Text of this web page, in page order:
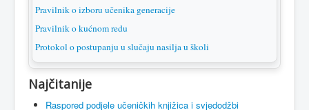
Pravilnik o izboru učenika generacije
Pravilnik o kućnom redu
Protokol o postupanju u slučaju nasilja u školi
Najčitanije
Raspored podjele učeničkih knjižica i svjedodžbi